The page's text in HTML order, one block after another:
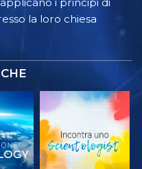
la loro chiesa